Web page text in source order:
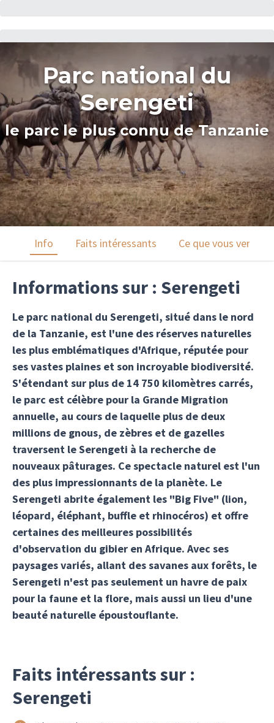
Parc national du
Serengeti
le parc le plus connu de Tanzanie
Info Faits intéressants Ce que vous verrez
Informations sur : Serengeti
Le parc national du Serengeti, situé dans le nord
de la Tanzanie, est l'une des réserves naturelles
les plus emblématiques d'Afrique, réputée pour
ses vastes plaines et son incroyable biodiversité.
S'étendant sur plus de 14 750 kilomètres carrés,
le parc est célèbre pour la Grande Migration
annuelle, au cours de laquelle plus de deux
millions de gnous, de zèbres et de gazelles
traversent le Serengeti à la recherche de
nouveaux pâturages. Ce spectacle naturel est l'un
des plus impressionnants de la planète. Le
Serengeti abrite également les "Big Five" (lion,
léopard, éléphant, buffle et rhinocéros) et offre
certaines des meilleures possibilités
d'observation du gibier en Afrique. Avec ses
paysages variés, allant des savanes aux forêts, le
Serengeti n'est pas seulement un havre de paix
pour la faune et la flore, mais aussi un lieu d'une
beauté naturelle époustouflante.
Faits intéressants sur :
Serengeti